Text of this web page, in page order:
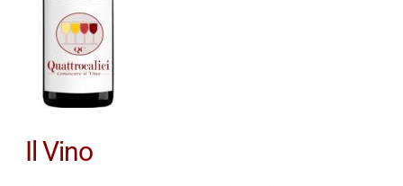
Il Vino